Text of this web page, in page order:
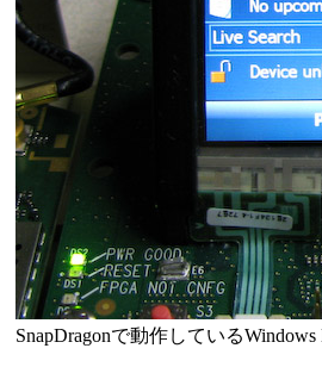
SnapDragonで動作している